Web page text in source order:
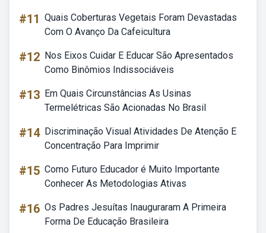
#11 Quais Coberturas Vegetais Foram Devastadas
Com O Avanço Da Cafeicultura
#12 Nos Eixos Cuidar E Educar São Apresentados
Como Binômios Indissociáveis
#13 Em Quais Circunstâncias As Usinas
Termelétricas São Acionadas No Brasil
#14 Discriminação Visual Atividades De Atenção E
Concentração Para Imprimir
#15 Como Futuro Educador é Muito Importante
Conhecer As Metodologias Ativas
#16 Os Padres Jesuítas Inauguraram A Primeira
Forma De Educação Brasileira